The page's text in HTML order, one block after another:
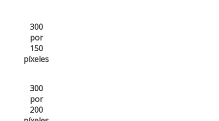
300
por
150
píxeles
300
por
200